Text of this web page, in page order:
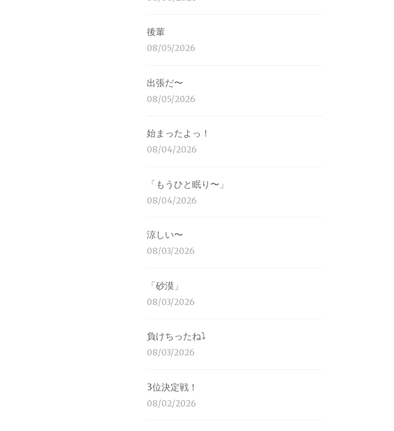
後輩
08/05/2026
出張だ〜
08/05/2026
始まったよっ！
08/04/2026
「もうひと眠り〜」
08/04/2026
涼しい〜
08/03/2026
「砂漠」
08/03/2026
負けちったね⤵︎
08/03/2026
3位決定戦！
08/02/2026